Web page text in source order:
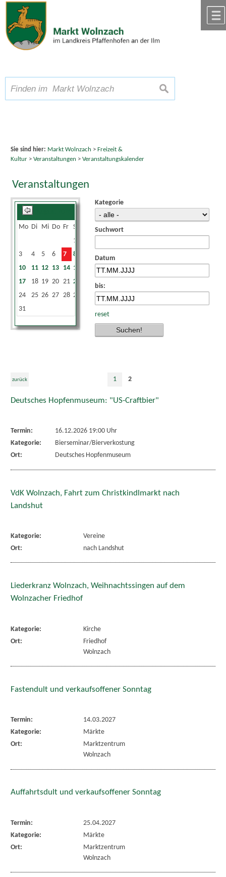
Zum Inhalt,zur Navigation
Schriftgröße A A A suchen
Sie sind hier: Markt Wolnzach > Freizeit &
Kultur> Veranstaltungen > Veranstaltungskalender
Veranstaltungen
Mo Di Mi Do Fr Sa
1
3
4 5 6 7 8
10
11 12 13 14 15
17
18 19 20 21 22
24
25 26 27 28 29
31
Kategorie
Suchwort
Datum
bis:
reset
zurück 1 2
Deutsches Hopfenmuseum: "US-Craftbier"
Termin:
16.12.2026 19:00 Uhr
Kategorie:
Bierseminar/Bierverkostung
Ort:
Deutsches Hopfenmuseum
VdK Wolnzach, Fahrt zum Christkindlmarkt nach
Landshut
Kategorie:
Vereine
Ort:
nach Landshut
Liederkranz Wolnzach, Weihnachtssingen auf dem
Wolnzacher Friedhof
Kategorie:
Kirche
Ort:
Friedhof
Wolnzach
Fastendult und verkaufsoffener Sonntag
Termin:
14.03.2027
Kategorie:
Märkte
Ort:
Marktzentrum
Wolnzach
Auffahrtsdult und verkaufsoffener Sonntag
Termin:
25.04.2027
Kategorie:
Märkte
Ort:
Marktzentrum
Wolnzach